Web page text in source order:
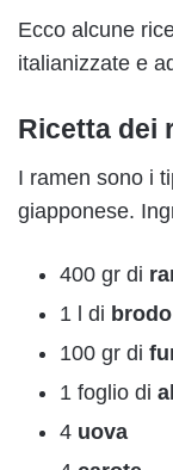
Ecco alcune
italianizzate e
Ricetta dei
I ramen sono i
giapponese.
400 gr di
1 l di
100 gr di
1 foglio di
4 uova